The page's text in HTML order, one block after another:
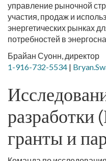
управление рыночной
участия, продаж и
энергетических рынках
потребностей в
Брайан Суонн, директор
1-916-732-5534 |
гранты и